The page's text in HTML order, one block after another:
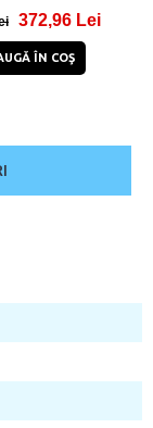
apa curata si apa
372,96 Lei
ÎN COŞ